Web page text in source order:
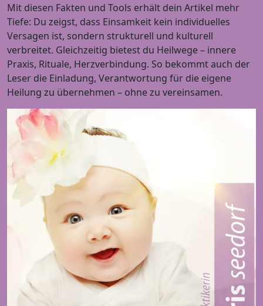
Mit diesen Fakten und Tools erhält dein Artikel mehr
Tiefe: Du zeigst, dass Einsamkeit kein individuelles
Versagen ist, sondern strukturell und kulturell
verbreitet. Gleichzeitig bietest du Heilwege – innere
Praxis, Rituale, Herzverbindung. So bekommt auch der
Leser die Einladung, Verantwortung für die eigene
Heilung zu übernehmen – ohne zu vereinsamen.